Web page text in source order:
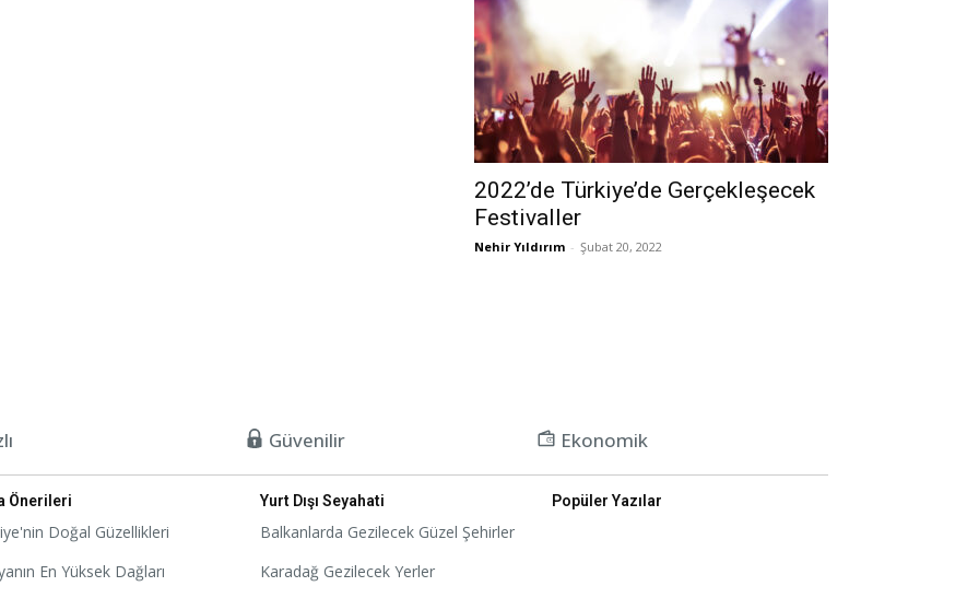
2022’de Türkiye’de Gerçekleşecek
Festivaller
Nehir Yıldırım - Şubat 20, 2022
Güvenilir Ekonomik
Önerileri
Doğal Güzellikleri
En Yüksek Dağları
Yurt Dışı Seyahati
Balkanlarda Gezilecek Güzel Şehirler
Karadağ Gezilecek Yerler
Popüler Yazılar